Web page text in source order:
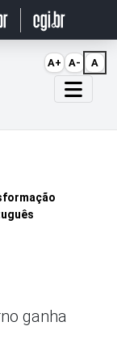
ganha
A+ A- A